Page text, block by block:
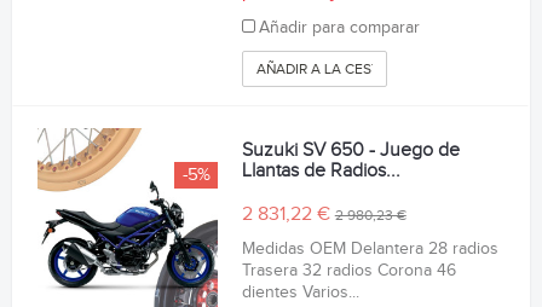
Añadir para comparar
AÑADIR A LA CESTA
-5%
Suzuki SV 650 - Juego de
Llantas de Radios...
2 831,22 €2 980,23 €
Medidas OEM Delantera 28 radios
Trasera 32 radios Corona 46
dientes Varios...